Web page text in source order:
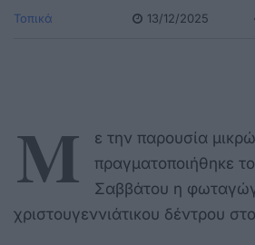
Τοπικά 13/12/2025
Μ
ε την παρουσία
πραγματοποιήθηκε
Σαββάτου η
χριστουγεννιάτικου δέντρου